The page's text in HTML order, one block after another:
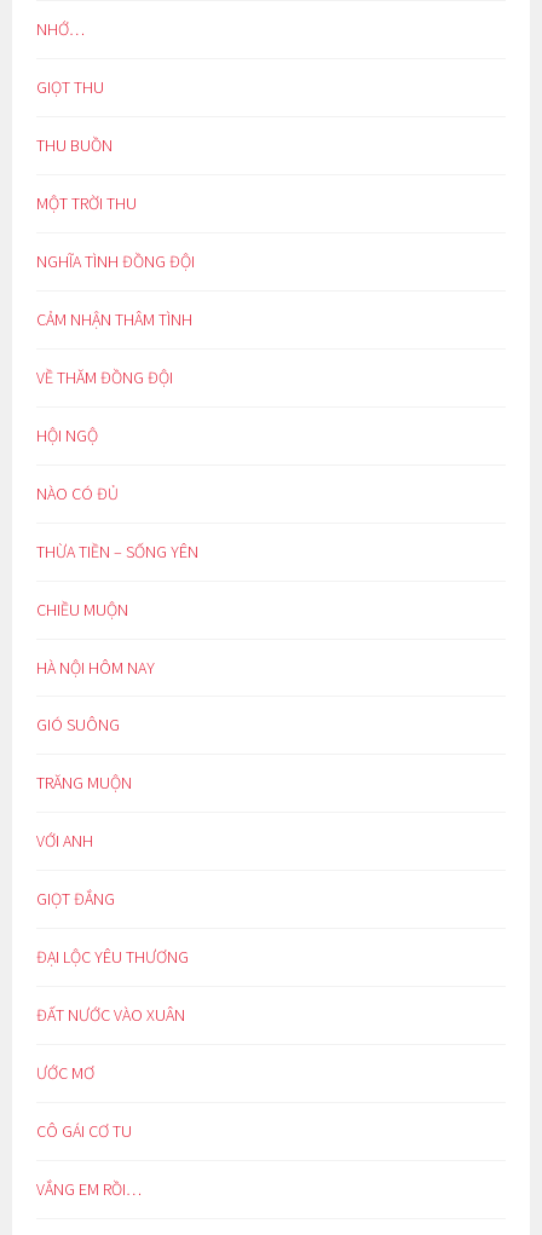
NHỚ…
GIỌT THU
THU BUỒN
MỘT TRỜI THU
NGHĨA TÌNH ĐỒNG ĐỘI
CẢM NHẬN THÂM TÌNH
VỀ THĂM ĐỒNG ĐỘI
HỘI NGỘ
NÀO CÓ ĐỦ
THỪA TIỀN – SỐNG YÊN
CHIỀU MUỘN
HÀ NỘI HÔM NAY
GIÓ SUÔNG
TRĂNG MUỘN
VỚI ANH
GIỌT ĐẮNG
ĐẠI LỘC YÊU THƯƠNG
ĐẤT NƯỚC VÀO XUÂN
ƯỚC MƠ
CÔ GÁI CƠ TU
VẮNG EM RỒI…